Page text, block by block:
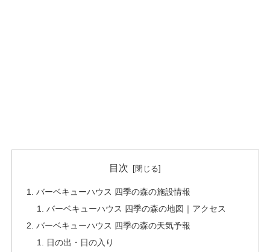
目次
バーベキューハウス 四季の森の施設情報
バーベキューハウス 四季の森の地図｜アクセス
バーベキューハウス 四季の森の天気予報
日の出・日の入り